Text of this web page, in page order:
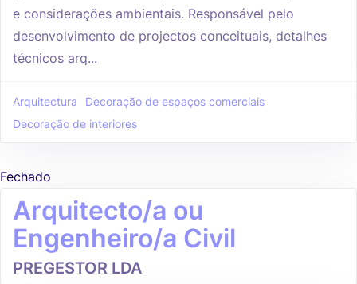
e considerações ambientais. Responsável pelo
desenvolvimento de projectos conceituais, detalhes
técnicos arq...
Arquitectura
Decoração de espaços comerciais
Decoração de interiores
Fechado
Arquitecto/a ou
Engenheiro/a Civil
PREGESTOR LDA